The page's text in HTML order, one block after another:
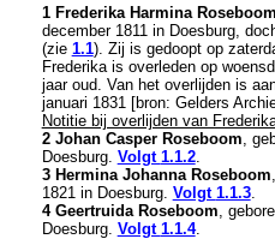
1 Frederika Harmina Roseboom
december 1811 in Doesburg,
(zie 1.1). Zij is gedoopt op
Frederika is overleden op
jaar oud. Van het overlijden is
januari 1831 [bron: Gelders
Notitie bij overlijden van
2 Johan Casper Roseboom ,
Doesburg. Volgt 1.1.2.
3 Hermina Johanna Roseboom
1821 in Doesburg. Volgt 1.1.3.
4 Geertruida Roseboom ,
Doesburg. Volgt 1.1.4.